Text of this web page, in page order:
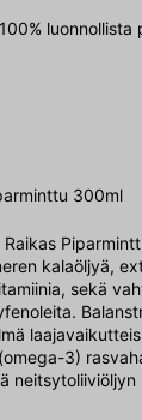
luonnollista
300ml
kalaöljyä,
sekä
3)
neitsytoliiviöljyn